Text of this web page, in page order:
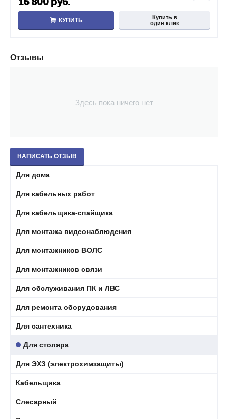
КУПИТЬ
Купить в
один клик
Отзывы
Здесь пока ничего нет
НАПИСАТЬ ОТЗЫВ
Для дома
Для кабельных работ
Для кабельщика-спайщика
Для монтажа видеонаблюдения
Для монтажников ВОЛС
Для монтажников связи
Для обслуживания ПК и ЛВС
Для ремонта оборудования
Для сантехника
Для столяра
Для ЭХЗ (электрохимзащиты)
Кабельщика
Слесарный